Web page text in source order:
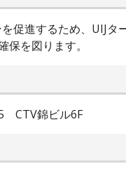
促進するため、UIJ
保を図ります。
CTV錦ビル6F